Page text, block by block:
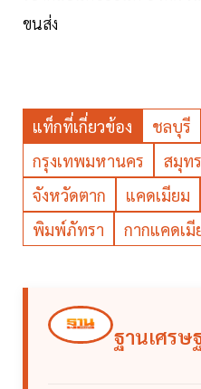
ขนส่ง
แท็กที่เกี่ยวข้อง ชลบุรี
กรุงเทพมหานคร
สมุท
จังหวัดตาก
แคดเมียม
พิมพ์ภัทรา
กากแคดเมี
ฐานเศรษ